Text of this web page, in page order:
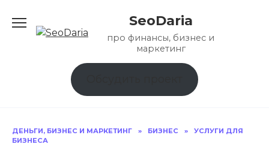
содержанию
SeoDaria
про финансы, бизнес и
маркетинг
ДЕНЬГИ, БИЗНЕС И МАРКЕТИНГ » БИЗНЕС »
УСЛУГИ ДЛЯ
БИЗНЕСА